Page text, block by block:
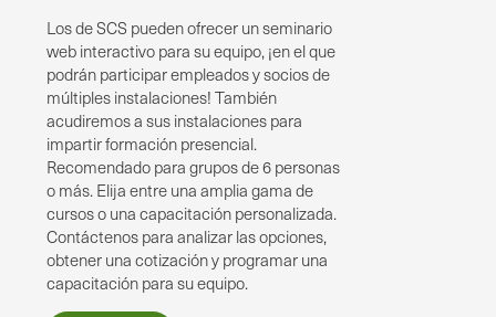
Los de SCS pueden ofrecer un seminario
web interactivo para su equipo, ¡en el que
podrán participar empleados y socios de
múltiples instalaciones! También
acudiremos a sus instalaciones para
impartir formación presencial.
Recomendado para grupos de 6 personas
o más. Elija entre una amplia gama de
cursos o una capacitación personalizada.
Contáctenos para analizar las opciones,
obtener una cotización y programar una
capacitación para su equipo.